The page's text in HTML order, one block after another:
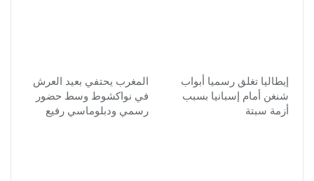
إيطاليا تغلق رسميا أبواب
شنغن أمام إسبانيا بسبب
أزمة سبتة
المغرب يحتفي بعيد العرش
في نواكشوط وسط حضور
رسمي ودبلوماسي رفيع